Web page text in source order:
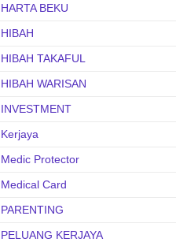
HARTA BEKU
HIBAH
HIBAH TAKAFUL
HIBAH WARISAN
INVESTMENT
Kerjaya
Medic Protector
Medical Card
PARENTING
PELUANG KERJAYA